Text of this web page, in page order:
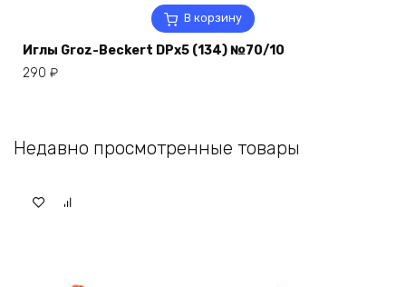
В корзину
Иглы Groz-Beckert DPx5 (134) №70/10
290 ₽
Недавно просмотренные товары